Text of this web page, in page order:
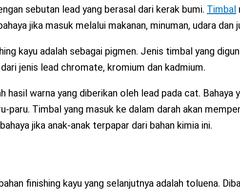
sebutan lead yang berasal dari kerak bumi. Timbal
jika masuk melalui makanan, minuman, udara dan
kayu adalah sebagai pigmen. Jenis timbal yang
jenis lead chromate, kromium dan kadmium.
hasil warna yang diberikan oleh lead pada cat.
paru. Timbal yang masuk ke dalam darah akan
jika anak-anak terpapar dari bahan kimia ini.
finishing kayu yang selanjutnya adalah toluena.